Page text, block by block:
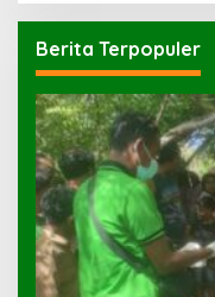
Berita Terpopuler